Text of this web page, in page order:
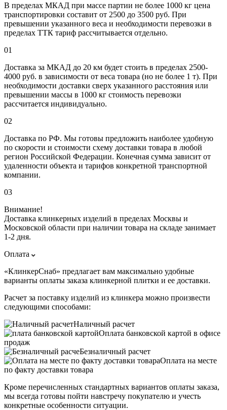
В пределах МКАД при массе партии не более 1000 кг цена
транспортировки составит от 2500 до 3500 руб. При
превышении указанного веса и необходимости перевозки в
пределах ТТК тариф рассчитывается отдельно.
01
Доставка за МКАД до 20 км будет стоить в пределах 2500-
4000 руб. в зависимости от веса товара (но не более 1 т). При
необходимости доставки сверх указанного расстояния или
превышении массы в 1000 кг стоимость перевозки
рассчитается индивидуально.
02
Доставка по РФ. Мы готовы предложить наиболее удобную
по скорости и стоимости схему доставки товара в любой
регион Российской Федерации. Конечная сумма зависит от
удаленности объекта и тарифов конкретной транспортной
компании.
03
Внимание!
Доставка клинкерных изделий в пределах Москвы и
Московской области при наличии товара на складе занимает
1-2 дня.
Оплата
«КлинкерСнаб» предлагает вам максимально удобные
варианты оплаты заказа клинкерной плитки и ее доставки.
Расчет за поставку изделий из клинкера можно произвести
следующими способами:
Наличный расчет
Оплата банковской картой в офисе
продаж
Безналичный расчет
Оплата на месте
по факту доставки товара
Кроме перечисленных стандартных вариантов оплаты заказа,
мы всегда готовы пойти навстречу покупателю и учесть
конкретные особенности ситуации.